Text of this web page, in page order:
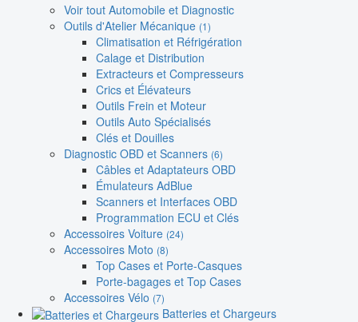
Voir tout Automobile et Diagnostic
Outils d'Atelier Mécanique (1)
Climatisation et Réfrigération
Calage et Distribution
Extracteurs et Compresseurs
Crics et Élévateurs
Outils Frein et Moteur
Outils Auto Spécialisés
Clés et Douilles
Diagnostic OBD et Scanners (6)
Câbles et Adaptateurs OBD
Émulateurs AdBlue
Scanners et Interfaces OBD
Programmation ECU et Clés
Accessoires Voiture (24)
Accessoires Moto (8)
Top Cases et Porte-Casques
Porte-bagages et Top Cases
Accessoires Vélo (7)
Batteries et Chargeurs